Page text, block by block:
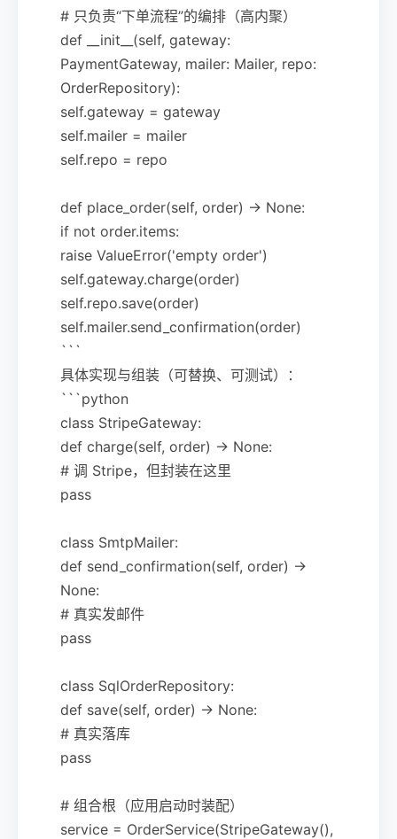
# 只负责“下单流程”的编排（高内聚）
def __init__(self, gateway:
PaymentGateway, mailer: Mailer, repo:
OrderRepository):
self.gateway = gateway
self.mailer = mailer
self.repo = repo
def place_order(self, order) -> None:
if not order.items:
raise ValueError('empty order')
self.gateway.charge(order)
self.repo.save(order)
self.mailer.send_confirmation(order)
```
具体实现与组装（可替换、可测试）：
```python
class StripeGateway:
def charge(self, order) -> None:
# 调 Stripe，但封装在这里
pass
class SmtpMailer:
def send_confirmation(self, order) ->
None:
# 真实发邮件
pass
class SqlOrderRepository:
def save(self, order) -> None:
# 真实落库
pass
# 组合根（应用启动时装配）
service = OrderService(StripeGateway(),